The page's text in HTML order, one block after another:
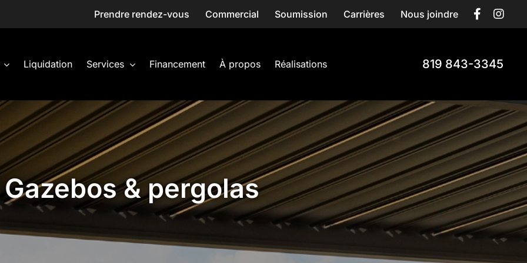
Prendre rendez-vous Commercial Soumission Carrières Nous joindre
Liquidation Services Financement À propos Réalisations 819 843-3345
Gazebos & pergolas